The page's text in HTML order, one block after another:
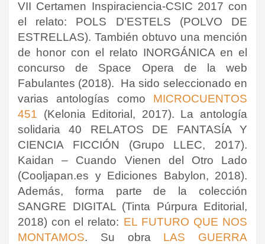
VII Certamen Inspiraciencia-CSIC 2017 con
el relato: POLS D’ESTELS (POLVO DE
ESTRELLAS). También obtuvo una mención
de honor con el relato INORGÁNICA en el
concurso de Space Opera de la web
Fabulantes (2018). Ha sido seleccionado en
varias antologías como MICROCUENTOS
451 (Kelonia Editorial, 2017). La antología
solidaria 40 RELATOS DE FANTASÍA Y
CIENCIA FICCIÓN (Grupo LLEC, 2017).
Kaidan – Cuando Vienen del Otro Lado
(Cooljapan.es y Ediciones Babylon, 2018).
Además, forma parte de la colección
SANGRE DIGITAL (Tinta Púrpura Editorial,
2018) con el relato: EL FUTURO QUE NOS
MONTAMOS. Su obra LAS GUERRA